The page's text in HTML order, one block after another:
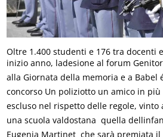
Oltre 1.400 studenti e 176 tra docenti
inizio anno, ladesione al forum
alla Giornata della memoria e a
concorso Un poliziotto un amico in
escluso nel rispetto delle regole,
una scuola valdostana  quella
Eugenia Martinet  che sarà premiata